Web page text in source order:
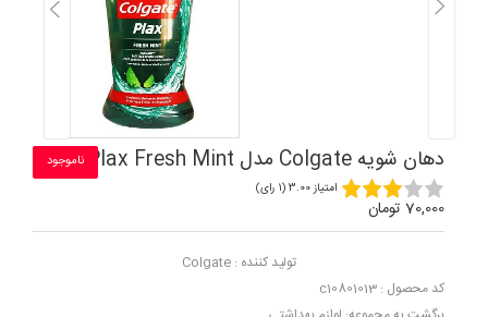
دهان شویه Colgate مدل Plax Fresh Mint ناموجود
امتیاز 3.00 (1 رای)
70,000 تومان
تولید کننده : Colgate
کد محصول : c10801013